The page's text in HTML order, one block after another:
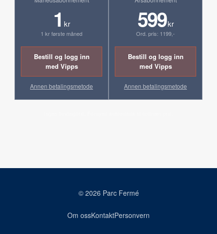
1 kr
1 kr første måned
Bestill og logg inn
med Vipps
Annen betalingsmetode
599kr
Ord. pris: 1199,-
Bestill og logg inn
med Vipps
Annen betalingsmetode
© 2026 Parc Fermé
Om ossKontaktPersonvern